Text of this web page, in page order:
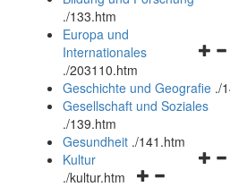
./133.htm
und
Europa und
Internationales
./203110.htm
Geschichte und Geografie ./
Gesellschaft und Soziales
./139.htm
Gesundheit ./141.htm
Navigationsmenü
Kultur
./kultur.htm